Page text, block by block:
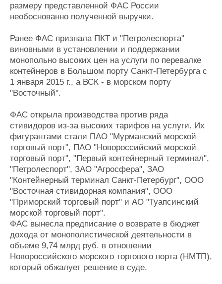
размеру представленной ФАС России
необоснованно полученной выручки.
Ранее ФАС признала ПКТ и "Петролеспорта"
виновными в установлении и поддержании
монопольно высоких цен на услуги по перевалке
контейнеров в Большом порту Санкт-Петербурга с
1 января 2015 г., а ВСК - в морском порту
"Восточный".
ФАС открыла производства против ряда
стивидоров из-за высоких тарифов на услуги. Их
фигурантами стали ПАО "Мурманский морской
торговый порт", ПАО "Новороссийский морской
торговый порт", "Первый контейнерный терминал",
"Петролеспорт", ЗАО "Агросфера", ЗАО
"Контейнерный терминал Санкт-Петербург", ООО
"Восточная стивидорная компания", ООО
"Приморский торговый порт" и АО "Туапсинский
морской торговый порт".
ФАС вынесла предписание о возврате в бюджет
дохода от монополистической деятельности в
объеме 9,74 млрд руб. в отношении
Новороссийского морского торгового порта (НМТП),
который обжалует решение в суде.